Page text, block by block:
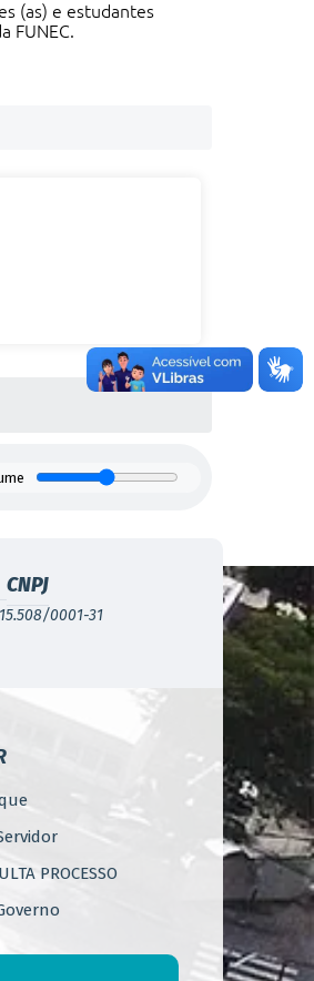
(as) e estudantes
FUNEC.
CNPJ
0001-31
PROCESSO